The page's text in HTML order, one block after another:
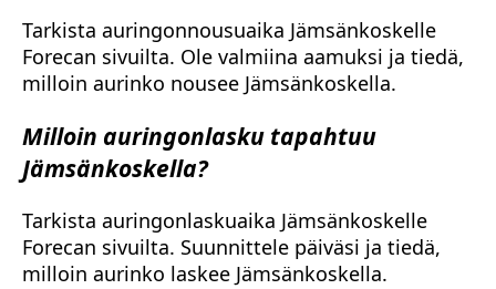
Tarkista auringonnousuaika Jämsänkoskelle
Forecan sivuilta. Ole valmiina aamuksi ja tiedä,
milloin aurinko nousee Jämsänkoskella.
Milloin auringonlasku tapahtuu
Jämsänkoskella?
Tarkista auringonlaskuaika Jämsänkoskelle
Forecan sivuilta. Suunnittele päiväsi ja tiedä,
milloin aurinko laskee Jämsänkoskella.